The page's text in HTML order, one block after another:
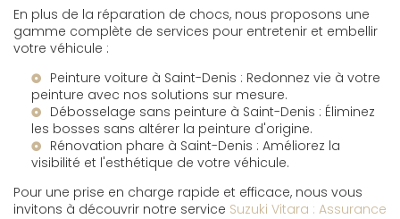
En plus de la réparation de chocs, nous proposons une
gamme complète de services pour entretenir et embellir
votre véhicule :
Peinture voiture à Saint-Denis : Redonnez vie à votre
peinture avec nos solutions sur mesure.
Débosselage sans peinture à Saint-Denis : Éliminez
les bosses sans altérer la peinture d'origine.
Rénovation phare à Saint-Denis : Améliorez la
visibilité et l'esthétique de votre véhicule.
Pour une prise en charge rapide et efficace, nous vous
invitons à découvrir notre service Suzuki Vitara : Assurance